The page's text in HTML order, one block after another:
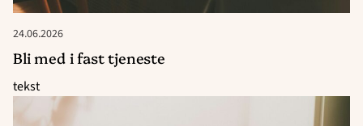
24.06.2026
Bli med i fast tjeneste
tekst